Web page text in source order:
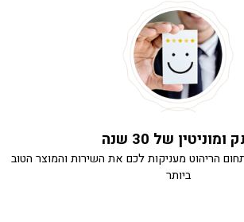
ומוניטין של 30 שנה
הריהוט מעניקות לכם את השירות והמוצר הטוב
ביותר